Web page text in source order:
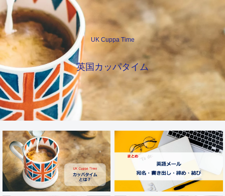
UK Cuppa Time
英国カッパタイム